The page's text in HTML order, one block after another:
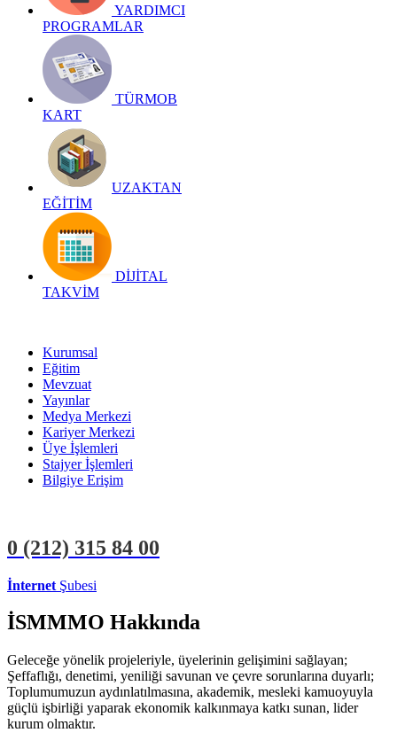
YARDIMCI
PROGRAMLAR
TÜRMOB
KART
UZAKTAN
EĞİTİM
DİJİTAL
TAKVİM
Kurumsal
Eğitim
Mevzuat
Yayınlar
Medya Merkezi
Kariyer Merkezi
Üye İşlemleri
Stajyer İşlemleri
Bilgiye Erişim
0 (212) 315 84 00
İnternet Şubesi
İSMMMO Hakkında
Geleceğe yönelik projeleriyle, üyelerinin gelişimini sağlayan;
Şeffaflığı, denetimi, yeniliği savunan ve çevre sorunlarına duyarlı;
Toplumumuzun aydınlatılmasına, akademik, mesleki kamuoyuyla
güçlü işbirliği yaparak ekonomik kalkınmaya katkı sunan, lider
kurum olmaktır.